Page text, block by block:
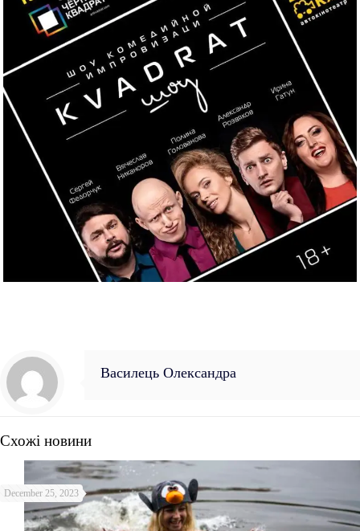
Василець Олександра
Схожі новини
December 25, 2023